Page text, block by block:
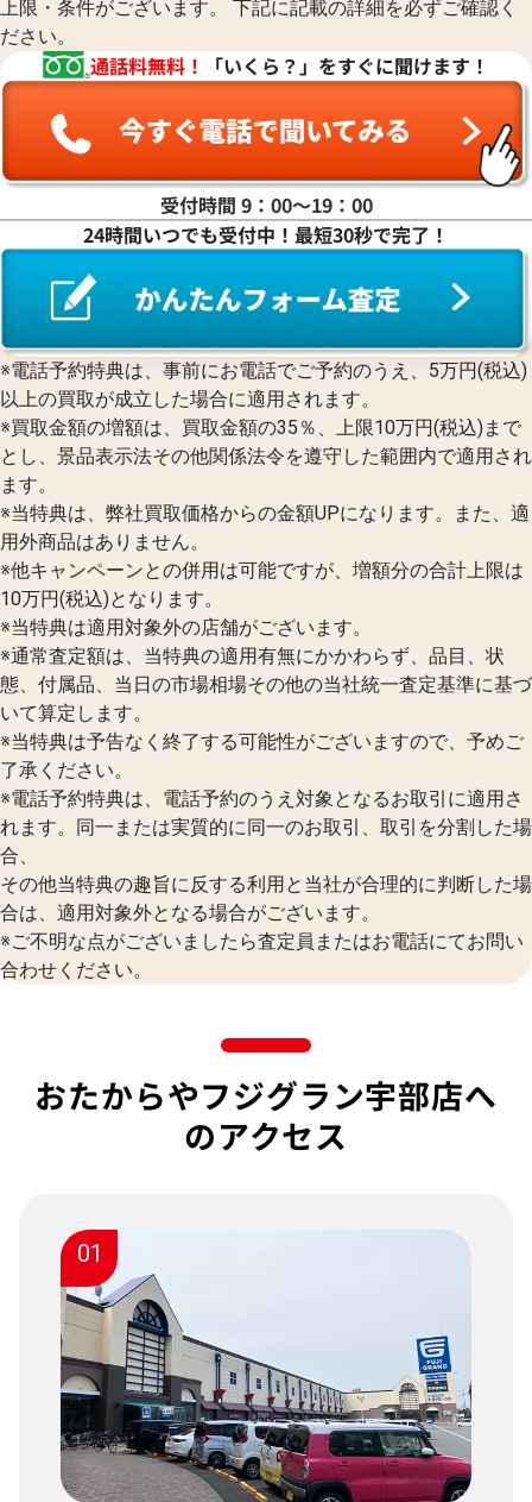
上限・条件がございます。 下記に記載の詳細を必ずご確認く
ださい。
通話料無料！ 「いくら？」をすぐに聞けます！
受付時間 9：00〜19：00
24時間いつでも受付中！最短30秒で完了！
※電話予約特典は、事前にお電話でご予約のうえ、5万円(税込)
以上の買取が成立した場合に適用されます。
※買取金額の増額は、買取金額の35％、上限10万円(税込)まで
とし、景品表示法その他関係法令を遵守した範囲内で適用され
ます。
※当特典は、弊社買取価格からの金額UPになります。また、適
用外商品はありません。
※他キャンペーンとの併用は可能ですが、増額分の合計上限は
10万円(税込)となります。
※当特典は適用対象外の店舗がございます。
※通常査定額は、当特典の適用有無にかかわらず、品目、状
態、付属品、当日の市場相場その他の当社統一査定基準に基づ
いて算定します。
※当特典は予告なく終了する可能性がございますので、予めご
了承ください。
※電話予約特典は、電話予約のうえ対象となるお取引に適用さ
れます。同一または実質的に同一のお取引、取引を分割した場
合、
その他当特典の趣旨に反する利用と当社が合理的に判断した場
合は、適用対象外となる場合がございます。
※ご不明な点がございましたら査定員またはお電話にてお問い
合わせください。
おたからやフジグラン宇部店へ
のアクセス
01